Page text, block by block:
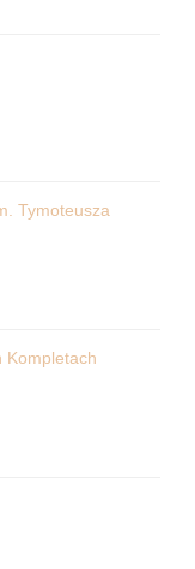
Tymoteusza
Kompletach